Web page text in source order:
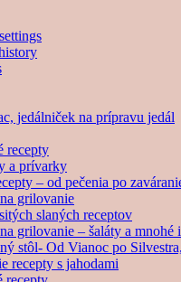
jedálniček na prípravu jedál
recepty
a prívarky
– od pečenia po
grilovanie
slaných receptov
grilovanie – šaláty a mnohé
stôl- Od Vianoc po
recepty s jahodami